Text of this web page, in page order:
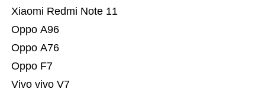
Vivo vivo V7
Oppo F7
Oppo A76
Oppo A96
Xiaomi Redmi Note 11